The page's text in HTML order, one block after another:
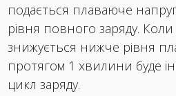
подається плаваюче
рівня повного заряду. Коли
знижується нижче рівня
протягом 1 хвилини буде
цикл заряду.